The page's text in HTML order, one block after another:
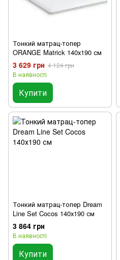
Тонкий матрац-топер
ORANGE Matrick 140х190 см
3 629 грн 4 124 грн
В наявності
Купити
Тонкий матрац-топер Dream
Line Set Cocos 140х190 см
3 864 грн
В наявності
Купити